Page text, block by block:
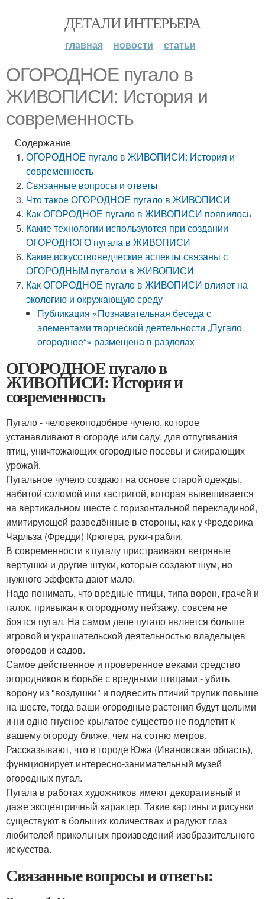
ДЕТАЛИ ИНТЕРЬЕРА
главная новости статьи
ОГОРОДНОЕ пугало в
ЖИВОПИСИ: История и
современность
Содержание
ОГОРОДНОЕ пугало в ЖИВОПИСИ: История и
современность
Связанные вопросы и ответы
Что такое ОГОРОДНОЕ пугало в ЖИВОПИСИ
Как ОГОРОДНОЕ пугало в ЖИВОПИСИ появилось
Какие технологии используются при создании
ОГОРОДНОГО пугала в ЖИВОПИСИ
Какие искусствоведческие аспекты связаны с
ОГОРОДНЫМ пугалом в ЖИВОПИСИ
Как ОГОРОДНОЕ пугало в ЖИВОПИСИ влияет на
экологию и окружающую среду
Публикация «Познавательная беседа с
элементами творческой деятельности „Пугало
огородное“» размещена в разделах
ОГОРОДНОЕ пугало в
ЖИВОПИСИ: История и
современность
Пугало - человекоподобное чучело, которое
устанавливают в огороде или саду, для отпугивания
птиц, уничтожающих огородные посевы и сжирающих
урожай.
Пугальное чучело создают на основе старой одежды,
набитой соломой или кастригой, которая вывешивается
на вертикальном шесте с горизонтальной перекладиной,
имитирующей разведённые в стороны, как у Фредерика
Чарльза (Фредди) Крюгера, руки-грабли.
В современности к пугалу пристраивают ветряные
вертушки и другие штуки, которые создают шум, но
нужного эффекта дают мало.
Надо понимать, что вредные птицы, типа ворон, грачей и
галок, привыкая к огородному пейзажу, совсем не
боятся пугал. На самом деле пугало является больше
игровой и украшательской деятельностью владельцев
огородов и садов.
Самое действенное и проверенное веками средство
огородников в борьбе с вредными птицами - убить
ворону из "воздушки" и подвесить птичий трупик повыше
на шесте, тогда ваши огородные растения будут целыми
и ни одно гнусное крылатое существо не подлетит к
вашему огороду ближе, чем на сотню метров.
Рассказывают, что в городе Южа (Ивановская область),
функционирует интересно-занимательный музей
огородных пугал.
Пугала в работах художников имеют декоративный и
даже эксцентричный характер. Такие картины и рисунки
существуют в больших количествах и радуют глаз
любителей прикольных произведений изобразительного
искусства.
Связанные вопросы и ответы: